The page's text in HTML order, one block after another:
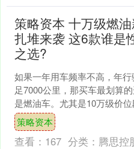
策略资本 十万级燃
扎堆来袭 这6款谁是
之选?
如果一年用车频率不高，年行
足7000公里，那买车最划算
是燃油车。尤其是10万级价
是家用市场的热门区间，各大
持续加码布局。据我....
策略资本
查看： 167 分类： 腾思控